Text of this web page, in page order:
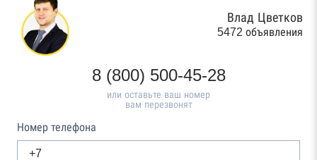
Влад Цветков
5472 объявления
8 (800) 500-45-28
или оставьте ваш номер
вам перезвонят
Номер телефона